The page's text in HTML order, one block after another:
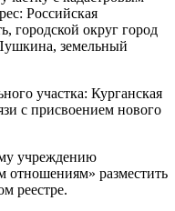
Российская
городской округ город
земельный
участка: Курганская
с присвоением нового
учреждению
отношениям» разместить
реестре.